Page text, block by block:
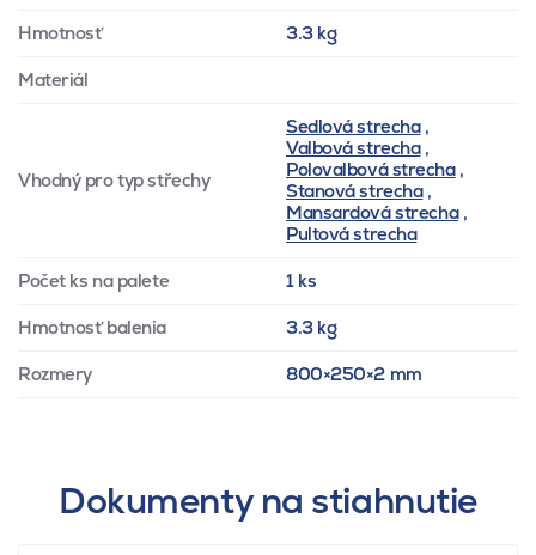
Hmotnosť 3.3 kg
Materiál
Vhodný pro typ střechy
Sedlová strecha,
Valbová strecha,
Polovalbová strecha,
Stanová strecha,
Mansardová strecha,
Pultová strecha
Počet ks na palete 1 ks
Hmotnosť balenia 3.3 kg
Rozmery 800×250×2 mm
Dokumenty na stiahnutie